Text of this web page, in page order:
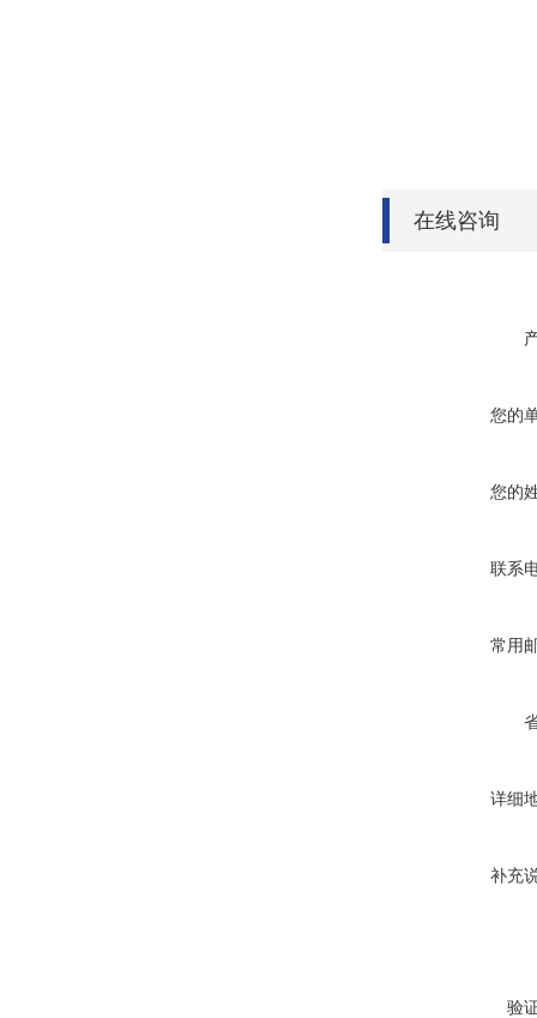
在线咨询
您的
您的
联系
常用
详细
补充
验